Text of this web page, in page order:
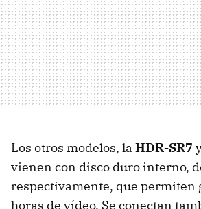
Los otros modelos, la HDR-SR7
vienen con disco duro interno,
respectivamente, que permiten
horas de vídeo. Se conectan